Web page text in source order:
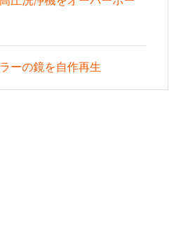
ーの鏡を自作再生